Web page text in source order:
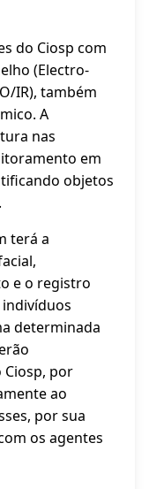
do Ciosp com
(Electro-
IR), também
A
nas
em
objetos
terá a
e o registro
determinada
por
ao
por sua
os agentes